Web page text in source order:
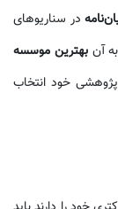
در سناریوهای
آنبهترین موسسه
خود انتخاب